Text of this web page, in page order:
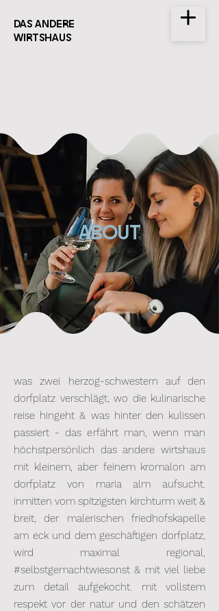
DAS ANDERE
WIRTSHAUS
ABOUT
was zwei herzog-schwestern auf den
dorfplatz verschlägt, wo die kulinarische
reise hingeht & was hinter den kulissen
passiert - das erfährt man, wenn man
höchstpersönlich das andere wirtshaus
mit kleinem, aber feinem kromalon am
dorfplatz von maria alm aufsucht.
inmitten vom spitzigsten kirchturm weit &
breit, der malerischen friedhofskapelle
am eck und dem geschäftigen dorfplatz,
wird maximal regional,
#selbstgemachtwiesonst & mit viel liebe
zum detail aufgekocht. mit vollstem
respekt vor der natur und den schätzen